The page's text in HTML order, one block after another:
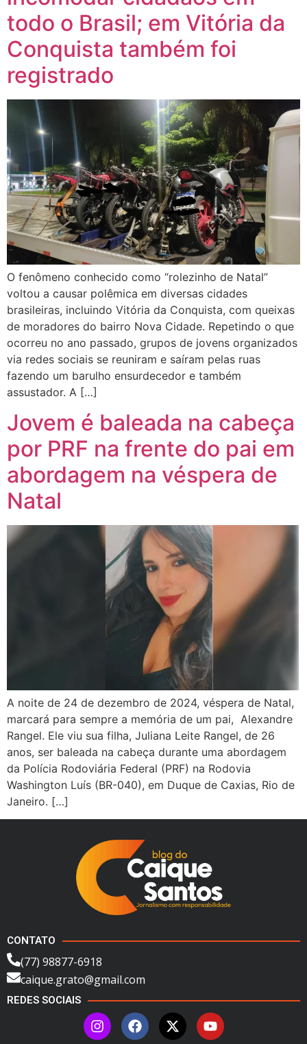
todo o Brasil; em Vitória da
Conquista também foi
registrado
O fenômeno conhecido como “rolezinho de Natal”
voltou a causar polêmica em diversas cidades
brasileiras, incluindo Vitória da Conquista, com queixas
de moradores do bairro Nova Cidade. Repetindo o que
ocorreu no ano passado, grupos de jovens organizados
via redes sociais se reuniram e saíram pelas ruas
fazendo um barulho ensurdecedor e também
assustador. A […]
Jovem é baleada na cabeça
por PRF na frente do pai em
abordagem na véspera de
Natal
A noite de 24 de dezembro de 2024, véspera de Natal,
marcará para sempre a memória de um pai, Alexandre
Rangel. Ele viu sua filha, Juliana Leite Rangel, de 26
anos, ser baleada na cabeça durante uma abordagem
da Polícia Rodoviária Federal (PRF) na Rodovia
Washington Luís (BR-040), em Duque de Caxias, Rio de
Janeiro. […]
CONTATO
(77) 98877-6918
caique.grato@gmail.com
REDES SOCIAIS